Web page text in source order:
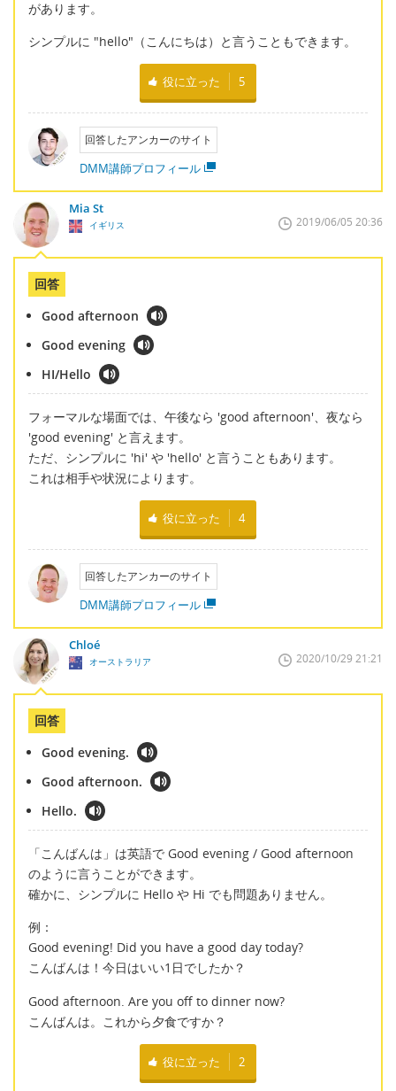
があります。
シンプルに "hello"（こんにちは）と言うこともできます。
役に立った 5
回答したアンカーのサイト
DMM講師プロフィール
Mia St
イギリス 2019/06/05 20:36
回答
Good afternoon
Good evening
HI/Hello
フォーマルな場面では、午後なら 'good afternoon'、夜なら
'good evening' と言えます。
ただ、シンプルに 'hi' や 'hello' と言うこともあります。
これは相手や状況によります。
役に立った 4
回答したアンカーのサイト
DMM講師プロフィール
Chloé
オーストラリア 2020/10/29 21:21
回答
Good evening.
Good afternoon.
Hello.
「こんばんは」は英語で Good evening / Good afternoon
のように言うことができます。
確かに、シンプルに Hello や Hi でも問題ありません。
例：
Good evening! Did you have a good day today?
こんばんは！今日はいい1日でしたか？
Good afternoon. Are you off to dinner now?
こんばんは。これから夕食ですか？
役に立った 2